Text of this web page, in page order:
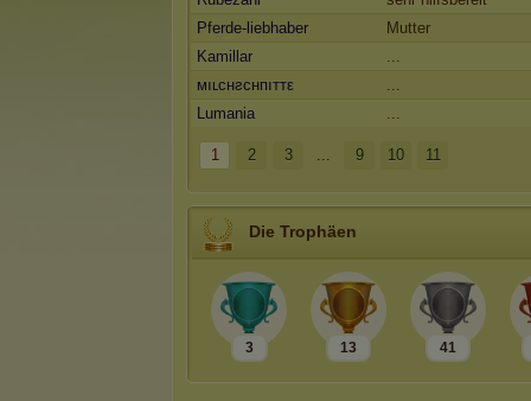
Pferde-liebhaber
Mutter
Kamillar
...
мıʟcнƨcнпıттε
...
Lumania
...
1 2 3 ... 9 10 11
Die Trophäen
3 13 41